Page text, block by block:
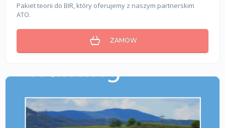
Pakiet teorii do BIR, który oferujemy z naszym partnerskim
ATO.
ZAMÓW